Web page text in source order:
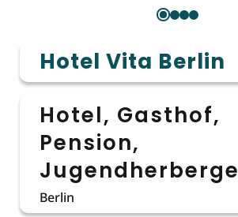
Hotel Vita Berlin
Hotel, Gasthof,
Pension,
Jugendherberge
Berlin